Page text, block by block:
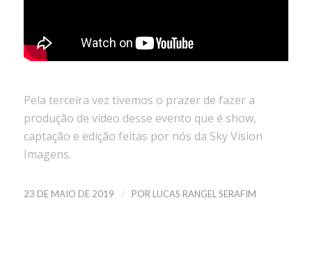
Pela terceira vez tivemos o prazer de fazer a
produção de vídeo desse evento que é show,
captação e edição feitas por nós da Sky Vision
Imagens.
23 DE MAIO DE 2019 / POR LUCAS RANGEL SERAFIM